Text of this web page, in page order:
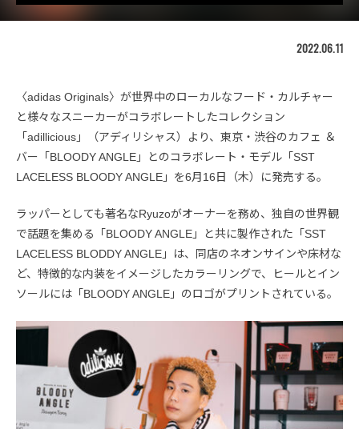
2022.06.11
〈adidas Originals〉が世界中のローカルなフード・カルチャー
と様々なスニーカーがコラボレートしたコレクション
「adillicious」（アディリシャス）より、東京・渋谷のカフェ ＆
バー「BLOODY ANGLE」とのコラボレート・モデル「SST
LACELESS BLOODY ANGLE」を6月16日（木）に発売する。
ラッパーとしても著名なRyuzoがオーナーを務め、独自の世界観
で話題を集める「BLOODY ANGLE」と共に製作された「SST
LACELESS BLODDY ANGLE」は、同店のネオンサインや床材な
ど、特徴的な内装をイメージしたカラーリングで、ヒールとイン
ソールには「BLOODY ANGLE」のロゴがプリントされている。